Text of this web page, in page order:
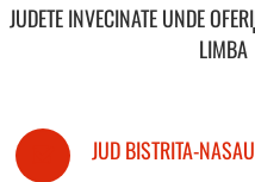
JUDETE INVECINATE UNDE
LIMBA
JUD BISTRITA-